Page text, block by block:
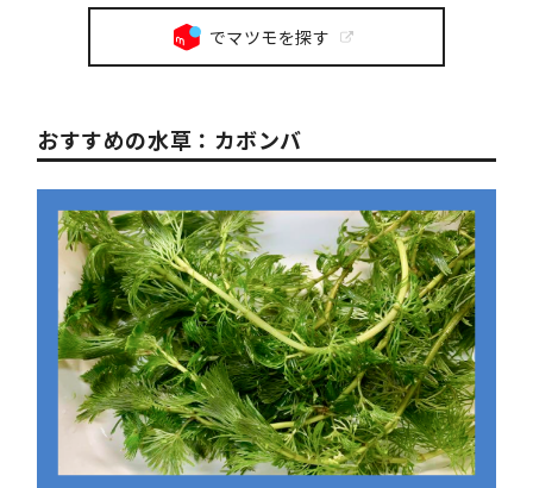
でマツモを探す
おすすめの水草：カボンバ